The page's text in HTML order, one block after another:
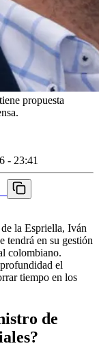
propuesta
- 23:41
la Espriella, Iván
tendrá en su gestión
colombiano.
el
tiempo en los
de